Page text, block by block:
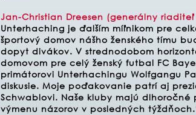
Jan-Christian Dreesen (generálny riaditeľ
Unterhaching je ďalším míľnikom pre
športový domov nášho ženského tímu
dopyt divákov. V strednodobom
domovom pre celý ženský futbal FC
primátorovi Unterhachingu Wolfgangu
diskusie. Moje poďakovanie patrí aj
Schwablovi. Naše kluby majú
výmenu názorov v posledných